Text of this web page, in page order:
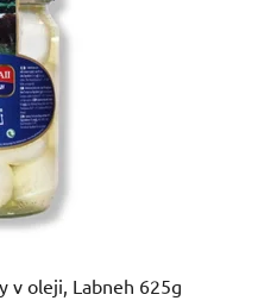
v oleji, Labneh 625g